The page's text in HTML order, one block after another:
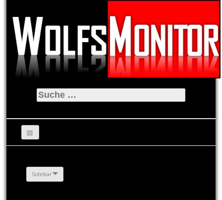
Suche
nach:
Sidebar